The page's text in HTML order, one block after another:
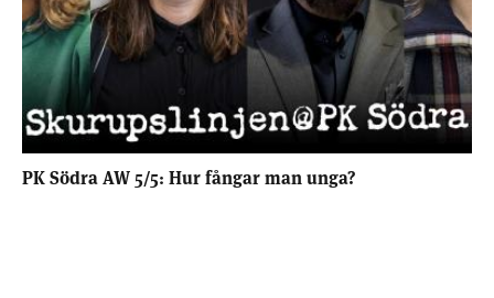
PK Södra AW 5/5: Hur fångar man unga?